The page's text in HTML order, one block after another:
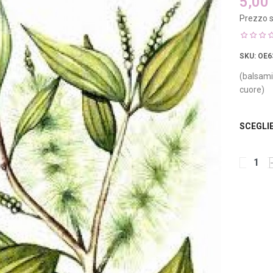
Prezzo
SKU:
cuore)